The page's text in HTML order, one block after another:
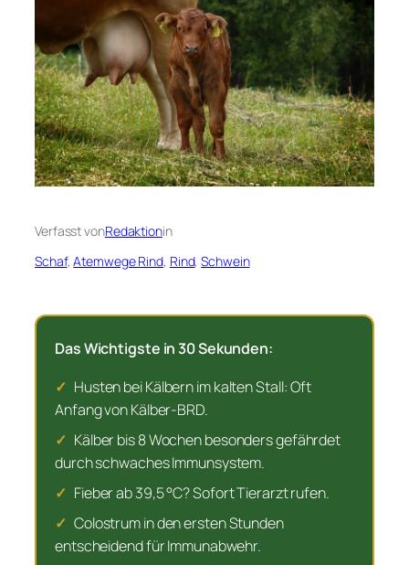
Verfasst vonRedaktionin
Schaf, Atemwege Rind, Rind, Schwein
Das Wichtigste in 30 Sekunden:
✓ Husten bei Kälbern im kalten Stall: Oft
Anfang von Kälber-BRD.
✓ Kälber bis 8 Wochen besonders gefährdet
durch schwaches Immunsystem.
✓ Fieber ab 39,5 °C? Sofort Tierarzt rufen.
✓ Colostrum in den ersten Stunden
entscheidend für Immunabwehr.